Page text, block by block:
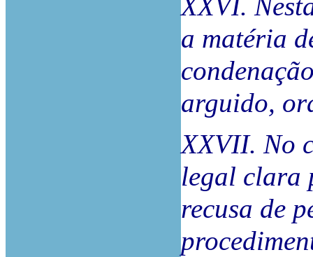
XXVI.
a matéria
arguido,
XXVII. No
legal clara
recusa de